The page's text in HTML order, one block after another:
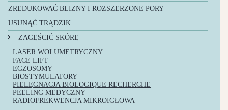
ZREDUKOWAĆ BLIZNY I ROZSZERZONE PORY
LASER TULOWY
EGZOSOMY
ANTYOKSYDACJA PRO XN
TERAPIE PCA SKIN
PEELING MEDYCZNY
RADIOFREKWENCJA MIKROIGŁOWA
MIKRONAKŁUWANIE
USUNĄĆ TRĄDZIK
LASER TULOWY
TERAPIE PCA SKIN
ZAGĘŚCIĆ SKÓRĘ
LASER WOLUMETRYCZNY
FACE LIFT
EGZOSOMY
BIOSTYMULATORY
PIELĘGNACJA BIOLOGIQUE RECHERCHE
PEELING MEDYCZNY
RADIOFREKWENCJA MIKROIGŁOWA